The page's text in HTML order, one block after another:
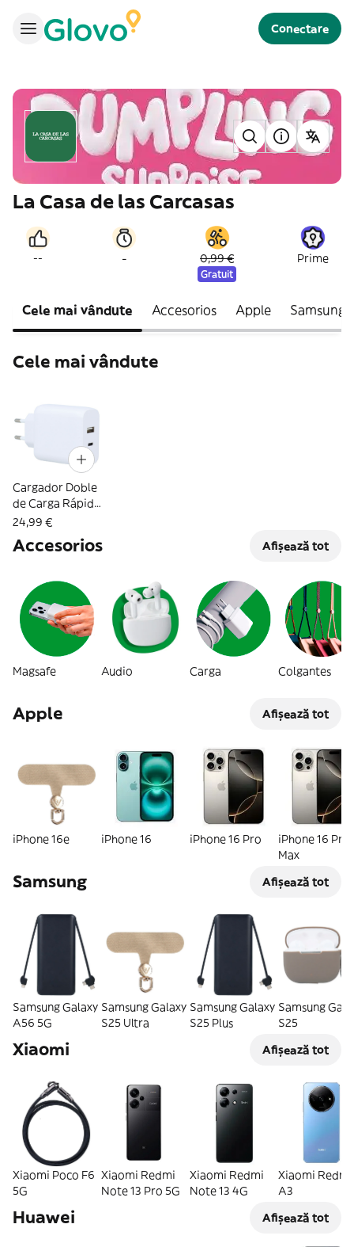
Conectare
La Casa de las Carcasas
-- - 0,99 €
Gratuit
Prime
Cele mai vândute Accesorios Apple Samsung
Cele mai vândute
Cargador Doble
de Carga Rápida
Tipo C y USB -
24,99 €
Accesorios Afișează tot
Magsafe Audio Carga Colgantes
Apple Afișează tot
iPhone 16e iPhone 16 iPhone 16 Pro
iPhone 16 Pro
Max
Samsung Afișează tot
Samsung Galaxy
A56 5G
Samsung Galaxy
S25 Ultra
Samsung Galaxy
S25 Plus
Samsung
S25
Xiaomi Afișează tot
Xiaomi Poco F6
5G
Xiaomi Redmi
Note 13 Pro 5G
Xiaomi Redmi
Note 13 4G
Xiaomi Redmi
A3
Huawei Afișează tot